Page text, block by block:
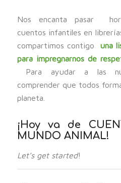
Nos encanta pasar
cuentos infantiles en
compartimos contigo una
para impregnarnos de
Para ayudar a las
comprender que todos
planeta.
¡Hoy va de
MUNDO ANIMAL!
Let’s get started!